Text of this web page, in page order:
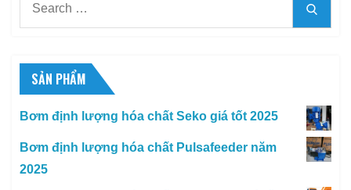
SẢN PHẨM
Bơm định lượng hóa chất Seko giá tốt 2025
Bơm định lượng hóa chất Pulsafeeder năm
2025